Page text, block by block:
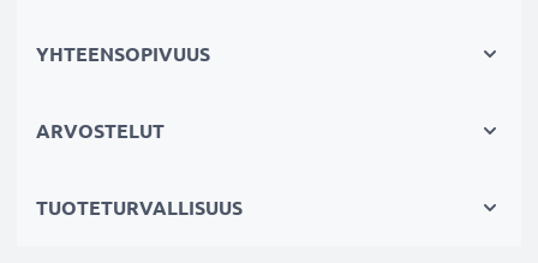
✔ Sopii objektiiveihin: zoomobjektiivi, teleobjektiivi,
ja iskuilta
YHTEENSOPIVUUS
ARVOSTELUT
TUOTETURVALLISUUS